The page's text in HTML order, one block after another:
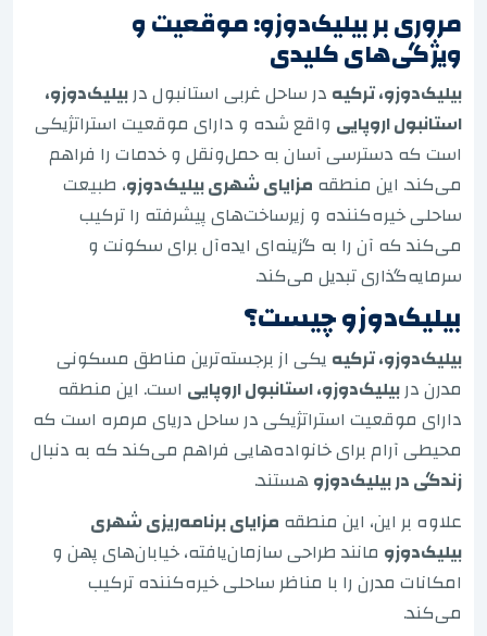
مروری بر بیلیک‌دوزو: موقعیت و
ویژگی‌های کلیدی
بیلیک‌دوزو، ترکیه در ساحل غربی استانبول دربیلیک‌دوزو،
استانبول اروپایی واقع شده و دارای موقعیت استراتژیکی
است که دسترسی آسان به حمل‌ونقل و خدمات را فراهم
می‌کند. این منطقه مزایای شهری بیلیک‌دوزو، طبیعت
ساحلی خیره‌کننده و زیرساخت‌های پیشرفته را ترکیب
می‌کند که آن را به گزینه‌ای ایده‌آل برای سکونت و
سرمایه‌گذاری تبدیل می‌کند.
بیلیک‌دوزو چیست؟
بیلیک‌دوزو، ترکیه یکی از برجسته‌ترین مناطق مسکونی
مدرن دربیلیک‌دوزو، استانبول اروپایی است. این منطقه
دارای موقعیت استراتژیکی در ساحل دریای مرمره است که
محیطی آرام برای خانواده‌هایی فراهم می‌کند که به دنبال
زندگی در بیلیک‌دوزوهستند.
علاوه بر این، این منطقه مزایای برنامه‌ریزی شهری
بیلیک‌دوزو مانند طراحی سازمان‌یافته، خیابان‌های پهن و
امکانات مدرن را با مناظر ساحلی خیره‌کننده ترکیب
می‌کند.